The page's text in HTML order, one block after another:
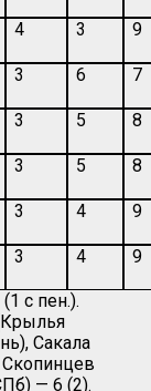
4 3 9
3 6 7
3 5 8
3 5 8
3 4 9
3 4 9
с пен.).
Сакала
— 6 (2).